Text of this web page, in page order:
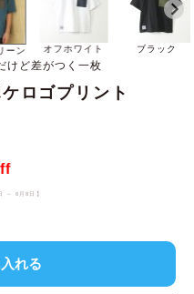
ーン オフホワイト ブラック
けど差がつく一枚
ロゴプリント
～ 6月8日 】